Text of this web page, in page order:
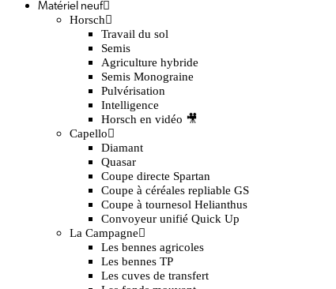
Matériel neuf
Horsch
Travail du sol
Semis
Agriculture hybride
Semis Monograine
Pulvérisation
Intelligence
Horsch en vidéo 🎥
Capello
Diamant
Quasar
Coupe directe Spartan
Coupe à céréales repliable GS
Coupe à tournesol Helianthus
Convoyeur unifié Quick Up
La Campagne
Les bennes agricoles
Les bennes TP
Les cuves de transfert